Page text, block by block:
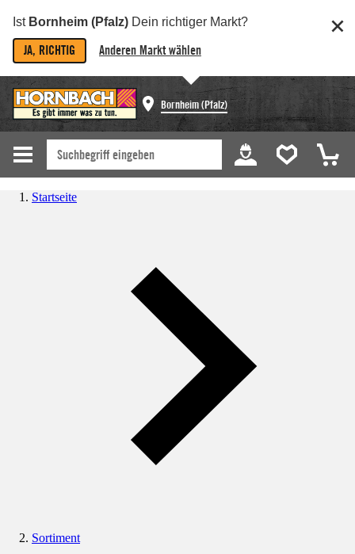
Ist Bornheim (Pfalz) Dein richtiger Markt?
JA, RICHTIG Anderen Markt wählen
Bornheim (Pfalz)
Startseite
Sortiment